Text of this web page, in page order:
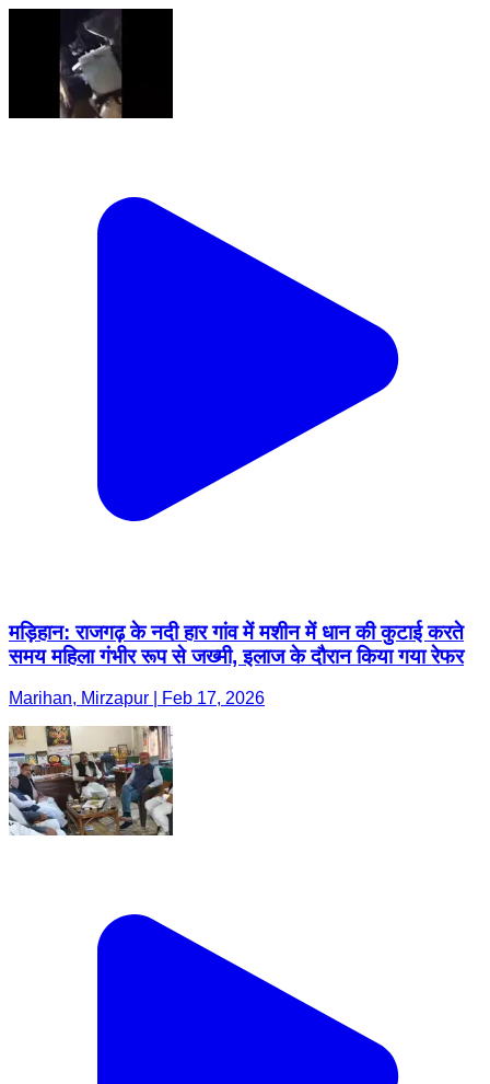
मड़िहान: राजगढ़ के नदी हार गांव में मशीन में धान की कुटाई करते
समय महिला गंभीर रूप से जख्मी, इलाज के दौरान किया गया रेफर
Marihan, Mirzapur | Feb 17, 2026